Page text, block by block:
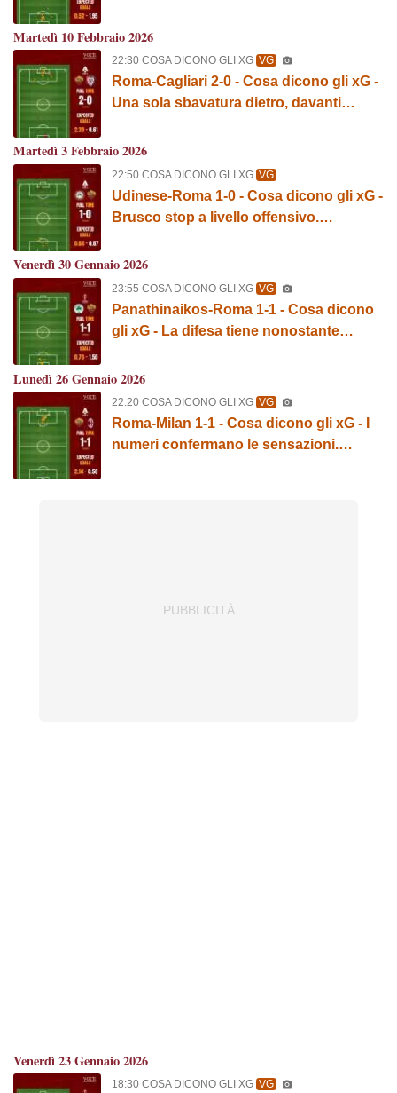
Martedì 10 Febbraio 2026
22:30 COSA DICONO GLI XG VG
Roma-Cagliari 2-0 - Cosa dicono gli xG -
Una sola sbavatura dietro, davanti
Martedì 3 Febbraio 2026
22:50 COSA DICONO GLI XG VG
Udinese-Roma 1-0 - Cosa dicono gli xG -
Brusco stop a livello offensivo.
Venerdì 30 Gennaio 2026
23:55 COSA DICONO GLI XG VG
Panathinaikos-Roma 1-1 - Cosa dicono
gli xG - La difesa tiene nonostante
Lunedì 26 Gennaio 2026
22:20 COSA DICONO GLI XG VG
Roma-Milan 1-1 - Cosa dicono gli xG - I
numeri confermano le sensazioni.
Venerdì 23 Gennaio 2026
18:30 COSA DICONO GLI XG VG